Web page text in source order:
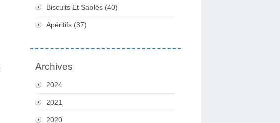
Biscuits Et Sablés (40)
Apéritifs (37)
Archives
2024
2021
2020